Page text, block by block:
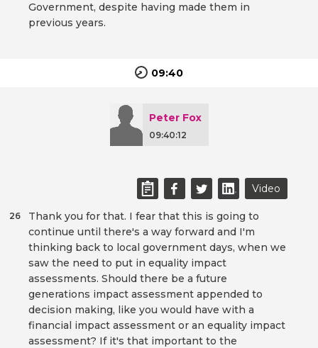
Government, despite having made them in
previous years.
09:40
Peter Fox
09:40:12
Video
Thank you for that. I fear that this is going to
continue until there's a way forward and I'm
thinking back to local government days, when we
saw the need to put in equality impact
assessments. Should there be a future
generations impact assessment appended to
decision making, like you would have with a
financial impact assessment or an equality impact
assessment? If it's that important to the
26